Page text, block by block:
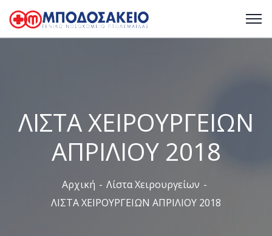
ΛΙΣΤΑ ΧΕΙΡΟΥΡΓΕΙΩΝ
ΑΠΡΙΛΙΟΥ 2018
Αρχική
Λίστα Χειρουργείων
ΛΙΣΤΑ ΧΕΙΡΟΥΡΓΕΙΩΝ ΑΠΡΙΛΙΟΥ 2018